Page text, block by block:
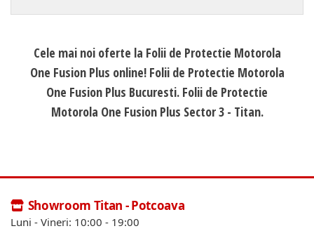
Cele mai noi oferte la Folii de Protectie Motorola
One Fusion Plus online! Folii de Protectie Motorola
One Fusion Plus Bucuresti. Folii de Protectie
Motorola One Fusion Plus Sector 3 - Titan.
Showroom Titan - Potcoava
Luni - Vineri: 10:00 - 19:00